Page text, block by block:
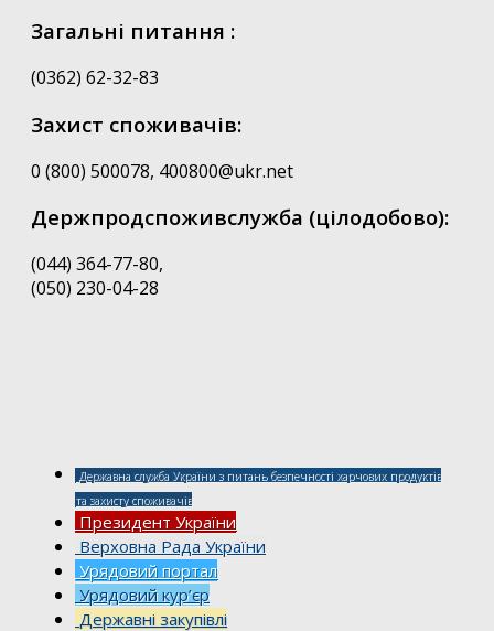
Загальні питання :
(0362) 62-32-83
Захист споживачів:
0 (800) 500078, 400800@ukr.net
Держпродспоживслужба (цілодобово):
(044) 364-77-80,
(050) 230-04-28
Державна служба України з питань безпечності харчових продуктів
та захисту споживачів
Президент України
Верховна Рада України
Урядовий портал
Урядовий кур’єр
Державні закупівлі